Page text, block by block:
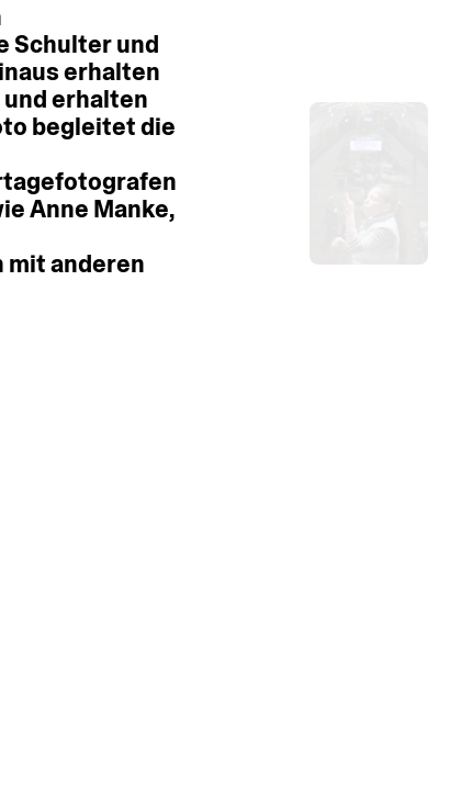
Schulterund
erhalten
underhalten
begleitetdie
Anne Manke,
mitanderen